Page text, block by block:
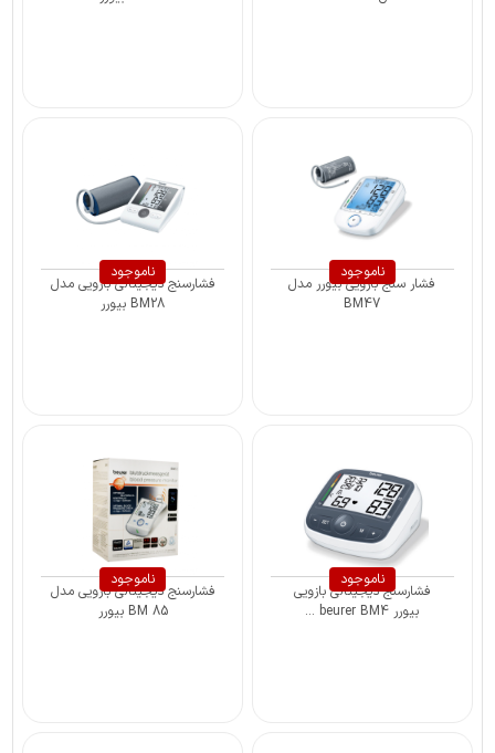
ناموجود
فشار سنج بازویی بیورر مدل
BM47
ناموجود
فشارسنج ‎دیجیتالی بازویی مدل
BM28 بیورر
ناموجود
فشارسنج دیجیتالی بازویی
بیورر beurer BM4 ...
ناموجود
فشارسنج دیجیتالی بازویی مدل
BM 85 بیورر